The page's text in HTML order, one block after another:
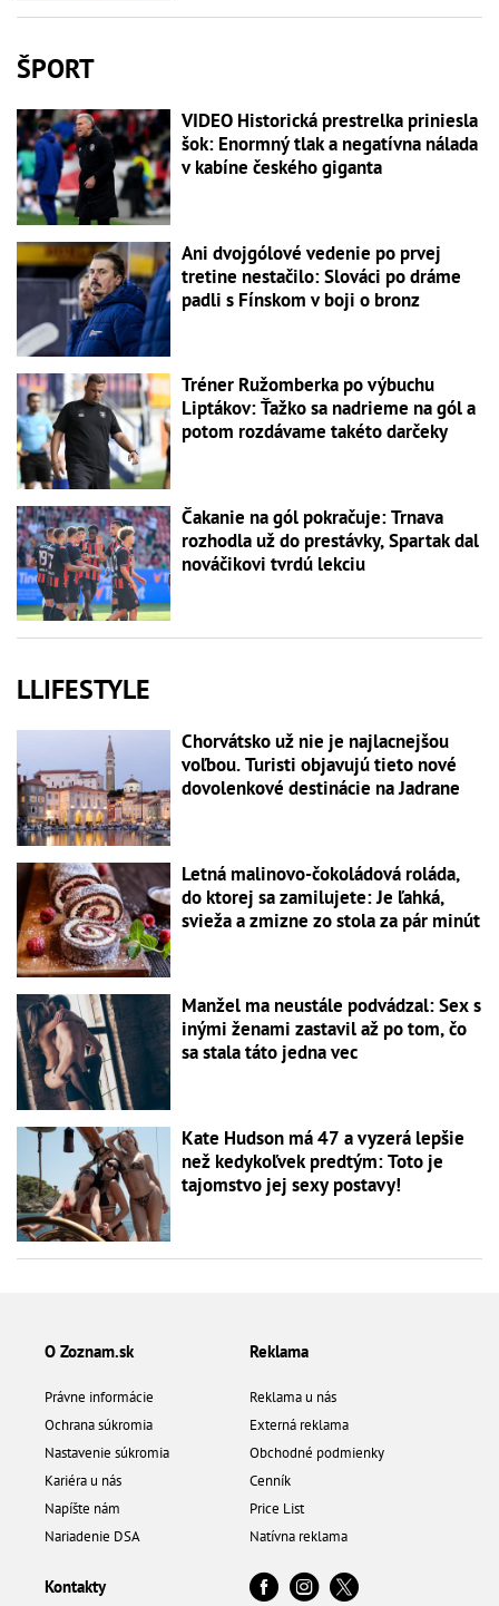
ŠPORT
VIDEO Historická prestrelka priniesla
šok: Enormný tlak a negatívna nálada
v kabíne českého giganta
Ani dvojgólové vedenie po prvej
tretine nestačilo: Slováci po dráme
padli s Fínskom v boji o bronz
Tréner Ružomberka po výbuchu
Liptákov: Ťažko sa nadrieme na gól a
potom rozdávame takéto darčeky
Čakanie na gól pokračuje: Trnava
rozhodla už do prestávky, Spartak dal
nováčikovi tvrdú lekciu
LLIFESTYLE
Chorvátsko už nie je najlacnejšou
voľbou. Turisti objavujú tieto nové
dovolenkové destinácie na Jadrane
Letná malinovo-čokoládová roláda,
do ktorej sa zamilujete: Je ľahká,
svieža a zmizne zo stola za pár minút
Manžel ma neustále podvádzal: Sex s
inými ženami zastavil až po tom, čo
sa stala táto jedna vec
Kate Hudson má 47 a vyzerá lepšie
než kedykoľvek predtým: Toto je
tajomstvo jej sexy postavy!
O Zoznam.sk
Právne informácie
Ochrana súkromia
Nastavenie súkromia
Kariéra u nás
Napíšte nám
Nariadenie DSA
Reklama
Reklama u nás
Externá reklama
Obchodné podmienky
Cenník
Price List
Natívna reklama
Kontakty